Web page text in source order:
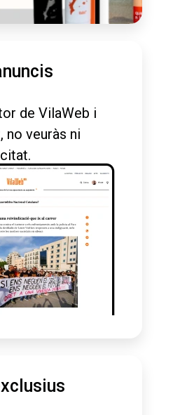
de VilaWeb i
no veuràs ni